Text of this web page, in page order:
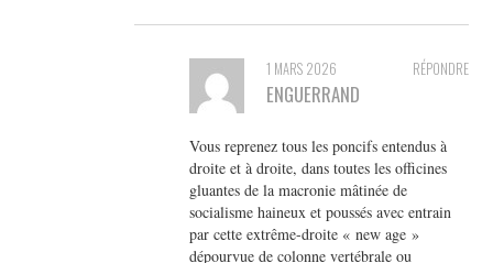
RÉPONDRE
1 MARS 2026
ENGUERRAND
Vous reprenez tous les poncifs entendus à
droite et à droite, dans toutes les officines
gluantes de la macronie mâtinée de
socialisme haineux et poussés avec entrain
par cette extrême-droite « new age »
dépourvue de colonne vertébrale ou